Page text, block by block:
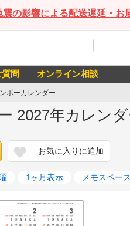
の影響による配送遅延・お
問 オンライン相談
ボーカレンダー
2027年カレン
お気に入りに追加
1ヶ月表示 メモスペー